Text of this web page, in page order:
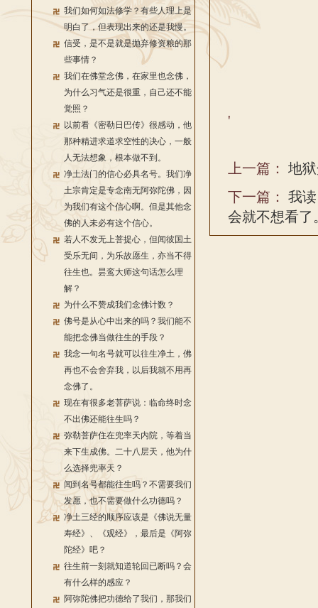
我们如何如法修学？有些人理上是
明白了，但表现出来的还是我慢。
信受，是不是就是抛弃修资粮的那
些事情？
我们在佛堂念佛，在家里也念佛，
为什么习气还是很重，自己还不能
觉照？
以前看《密勒日巴传》很感动，他
那种精进求道求空性的决心，一般
人无法想象，根本做不到。
净土法门的信心必具名号。我们净
土宗肯定是专念南无阿弥陀佛，因
为我们有这个信心啊。但是其他念
佛的人未必有这个信心。
若人不发无上菩提心，但闻彼国土
受乐无间，为乐故愿生，亦当不得
往生也。昙鸾大师这句话怎么理
解？
为什么不赞成我们念佛计数？
佛号是从心中出来的吗？我们能不
能把念佛当做往生的手段？
我念一句名号就可以往生净土，佛
再也不会舍弃我，以后我就不用再
念佛了。
现在有很多老菩萨说：临命终时念
不出佛还能往生吗？
弥勒菩萨住在兜率天内院，等着当
来下生成佛。二十八层天，他为什
么选择兜率天？
闻到名号都能往生吗？不需要我们
发愿，也不需要做什么功德吗？
净土三经的顺序应该是《佛说无量
寿经》、《观经》，最后是《阿弥
陀经》吧？
往生前一刻就知道轮回已断吗？会
有什么样的感应？
阿弥陀佛把功德给了我们，那我们
'
上一篇： 地
下一篇： 我
会就不想看了